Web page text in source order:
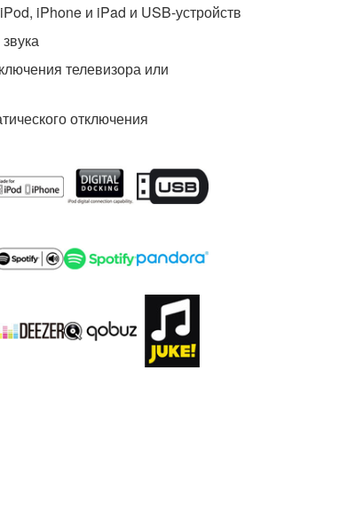
iPhone и iPad и USB-устройств
телевизора или
отключения